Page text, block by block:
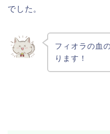
でした。
フィオラの血
ります！